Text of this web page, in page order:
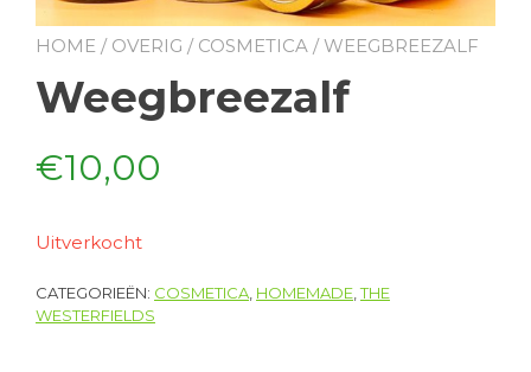
HOME / OVERIG / COSMETICA / WEEGBREEZALF
Weegbreezalf
€10,00
Uitverkocht
CATEGORIEËN: COSMETICA HOMEMADE ,THE
WESTERFIELDS